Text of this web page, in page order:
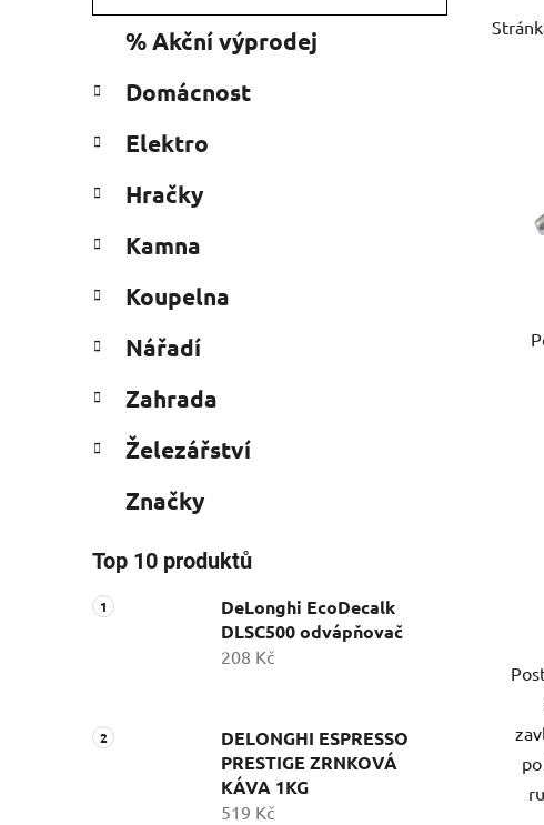
r
n
í
a
e
kategorie
e
o
i
% Akční výprodej
Domácnost
Elektro
Hračky
Kamna
Koupelna
Nářadí
Zahrada
Železářství
Značky
Top 10 produktů
DeLonghi EcoDecalk
DLSC500 odvápňovač
208 Kč
DELONGHI ESPRESSO
PRESTIGE ZRNKOVÁ
KÁVA 1KG
519 Kč